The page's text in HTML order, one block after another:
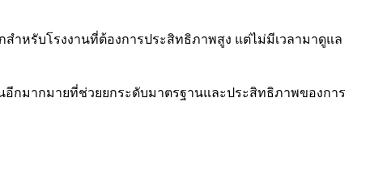
ำหรับโรงงานที่ต้องการประสิทธิภาพสูง แต่ไม่มีเวลามาดูแล
กมากมายที่ช่วยยกระดับมาตรฐานและประสิทธิภาพของการ